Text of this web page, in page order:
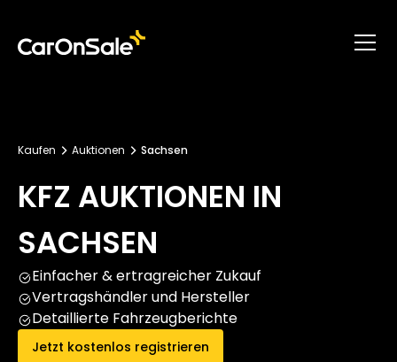
Kaufen Auktionen Sachsen
KFZ AUKTIONEN IN
SACHSEN
Einfacher & ertragreicher Zukauf
Vertragshändler und Hersteller
Detaillierte Fahrzeugberichte
Jetzt kostenlos registrieren